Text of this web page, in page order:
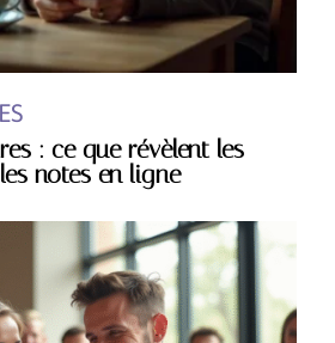
: ce que révèlent les
notes en ligne